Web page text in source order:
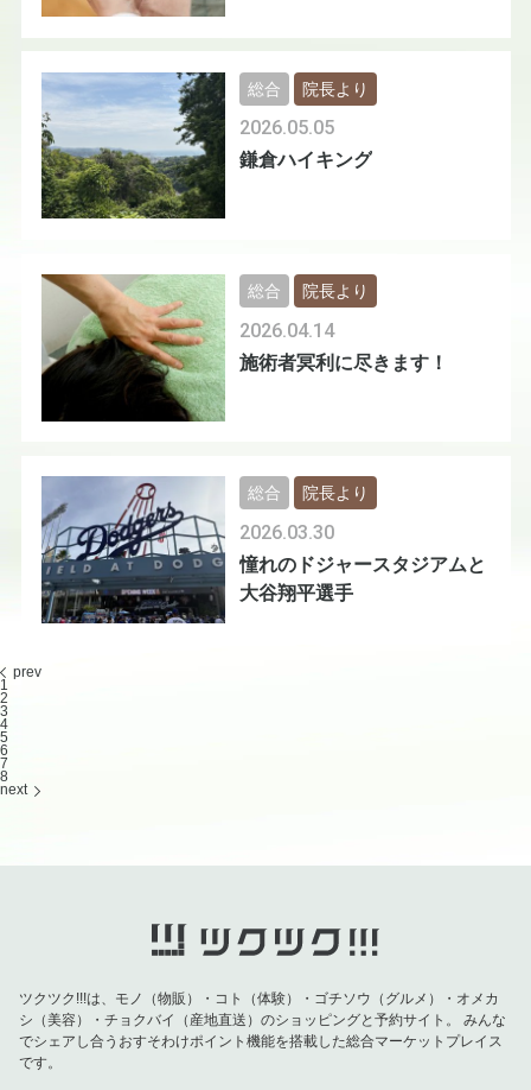
鎌倉ハイキング
2026.05.05
総合 院長より
施術者冥利に尽きます！
2026.04.14
総合 院長より
憧れのドジャースタジアムと
大谷翔平選手
2026.03.30
総合 院長より
prev
1
2
3
4
5
6
7
8
next
ツクツク!!!は、モノ（物販）・コト（体験）・ゴチソウ（グルメ）・オメカ
シ（美容）・チョクバイ（産地直送）のショッピングと予約サイト。
みんな
でシェアし合うおすそわけポイント機能を搭載した総合マーケットプレイス
です。